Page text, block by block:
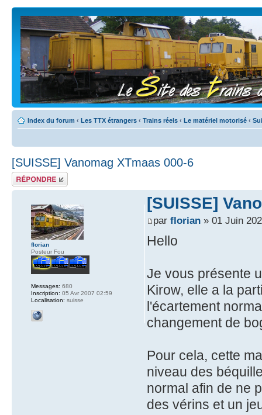
Index du forum ‹ Les TTX étrangers ‹ Trains réels ‹ Le matériel motorisé ‹
[SUISSE] Vanomag XTmaas 000-6
Répondre
[SUISSE]
par florian» 01 Juin
Hello
Je vous présente
Kirow, elle a la
l'écartement
changement de
Pour cela, cette
niveau des
normal afin de ne
des vérins et un
florian
Posteur Fou
Messages: 680
Inscription: 05 Avr 2007 02:59
Localisation: suisse